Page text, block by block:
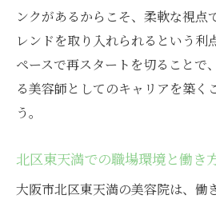
大阪市北区で美容院に復帰
ンクありでも安心の求人情報
北区エリアの美容院求
求人情報をチェックす
地元で人気のサロンへ
安心して働ける職場選
ンクがあるからこそ、柔軟な視点
レンドを取り入れられるという利
ペースで再スタートを切ることで
る美容師としてのキャリアを築く
う。
北区東天満での職場環境と働き
大阪市北区東天満の美容院は、働